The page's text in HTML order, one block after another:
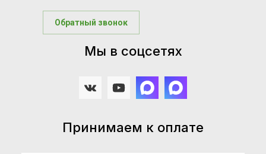
Обратный звонок
Мы в соцсетях
Принимаем к оплате